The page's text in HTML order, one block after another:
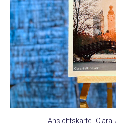
Ansichtskarte